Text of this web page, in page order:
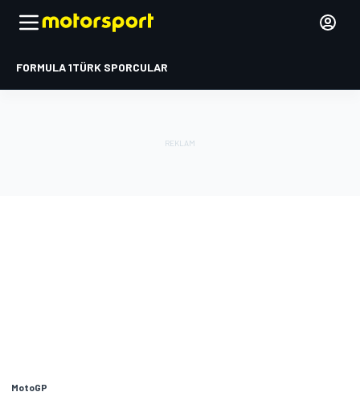
FORMULA 1TÜRK SPORCULAR
MotoGP